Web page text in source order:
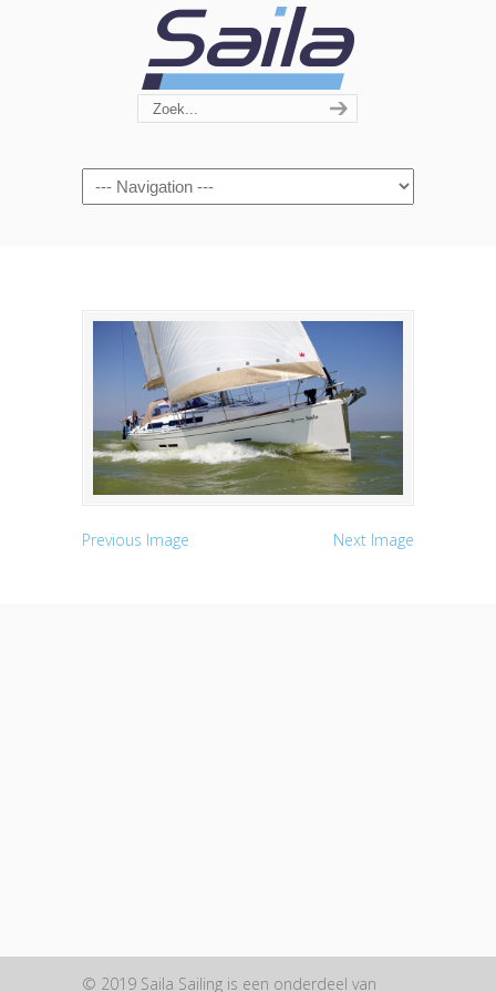
Navigation
Previous Image Next Image
© 2019 Saila Sailing is een onderdeel van